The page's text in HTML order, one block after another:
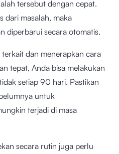
tersebut dengan cepat.
dari masalah, maka
diperbarui secara otomatis.
dan menerapkan cara
tepat, Anda bisa melakukan
setiap 90 hari. Pastikan
untuk
terjadi di masa
secara rutin juga perlu